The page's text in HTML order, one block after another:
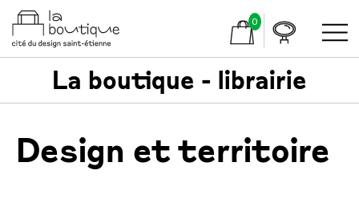
0
La boutique - librairie
Design et territoire